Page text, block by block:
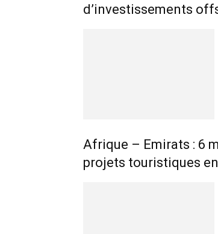
d’investissements
Afrique – Emirats : 6
projets touristiques